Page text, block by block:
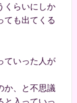
くらいにしか
ても出てくる
ていった人が
か、と不思議